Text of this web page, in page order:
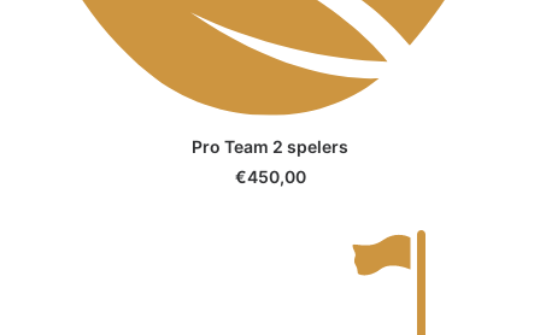
SELECT OPTIONS
Pro Team 2 spelers
€450,00